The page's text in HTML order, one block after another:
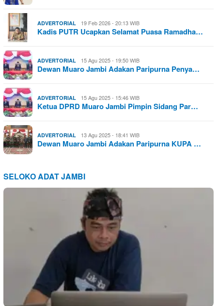
ADVERTORIAL 19 Feb 2026 - 20:13 WIB
Kadis PUTR Ucapkan Selamat Puasa Ramadha…
ADVERTORIAL 15 Agu 2025 - 19:50 WIB
Dewan Muaro Jambi Adakan Paripurna Penya…
ADVERTORIAL 15 Agu 2025 - 15:46 WIB
Ketua DPRD Muaro Jambi Pimpin Sidang Par…
ADVERTORIAL 13 Agu 2025 - 18:41 WIB
Dewan Muaro Jambi Adakan Paripurna KUPA …
SELOKO ADAT JAMBI